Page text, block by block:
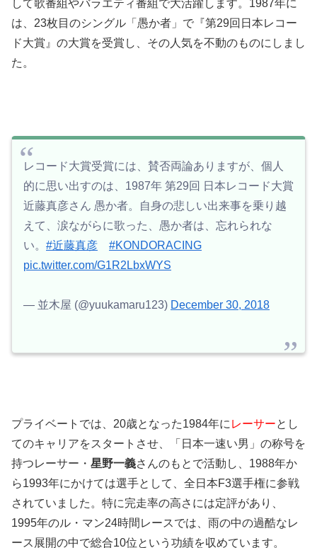
して歌番組やバラエティ番組で大活躍します。1987年に
は、23枚目のシングル「愚か者」で『第29回日本レコー
ド大賞』の大賞を受賞し、その人気を不動のものにしまし
た。
レコード大賞受賞には、賛否両論ありますが、個人
的に思い出すのは、1987年 第29回 日本レコード大賞
近藤真彦さん 愚か者。自身の悲しい出来事を乗り越
えて、涙ながらに歌った、愚か者は、忘れられな
い。 #近藤真彦
#KONDORACING
pic.twitter.com/G1R2LbxWYS
— 並木屋 (@yuukamaru123) December 30, 2018
プライベートでは、20歳となった1984年に レーサーとし
てのキャリアをスタートさせ、「日本一速い男」の称号を
持つレーサー・ 星野一義さんのもとで活動し、1988年か
ら1993年にかけては選手として、全日本F3選手権に参戦
されていました。特に完走率の高さには定評があり、
1995年のル・マン24時間レースでは、雨の中の過酷なレ
ース展開の中で総合10位という功績を収めています。